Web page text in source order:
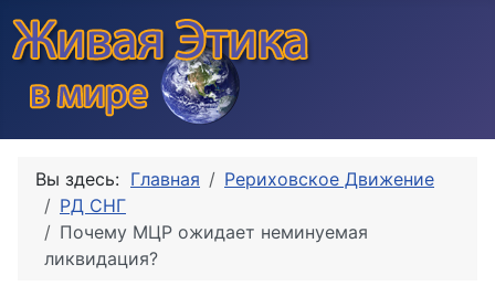
Вы здесь: Главная
Рериховское Движение
РД СНГ
Почему МЦР ожидает неминуемая
ликвидация?